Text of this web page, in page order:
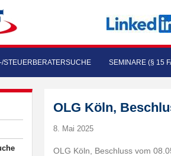
STEUERBERATERSUCHE SEMINARE (§ 15
OLG Köln,
8. Mai 2025
OLG Köln, Beschluss vom